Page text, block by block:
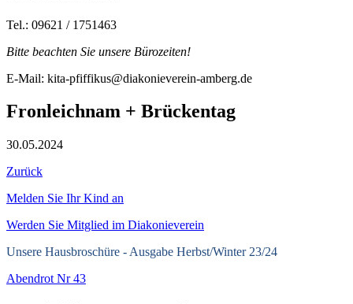
Tel.: 09621 / 1751463
Bitte beachten Sie unsere Bürozeiten!
E-Mail: kita-pfiffikus@diakonieverein-amberg.de
Fronleichnam + Brückentag
30.05.2024
Zurück
Melden Sie Ihr Kind an
Werden Sie Mitglied im Diakonieverein
Unsere Hausbroschüre - Ausgabe Herbst/Winter 23/24
Abendrot Nr 43